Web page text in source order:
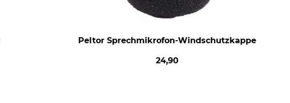
Peltor Sprechmikrofon-Windschutzkappe
24,90